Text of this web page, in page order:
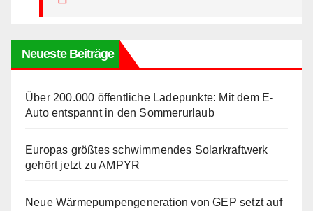
Neueste Beiträge
Über 200.000 öffentliche Ladepunkte: Mit dem E-
Auto entspannt in den Sommerurlaub
Europas größtes schwimmendes Solarkraftwerk
gehört jetzt zu AMPYR
Neue Wärmepumpengeneration von GEP setzt auf